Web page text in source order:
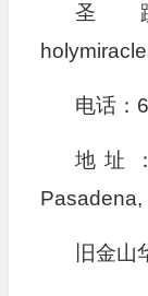
圣
电话：
地址
Pasadena,
旧金